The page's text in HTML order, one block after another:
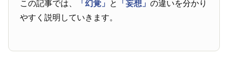
この記事では、 「幻覚」 と 「妄想」の違いを分かり
やすく説明していきます。